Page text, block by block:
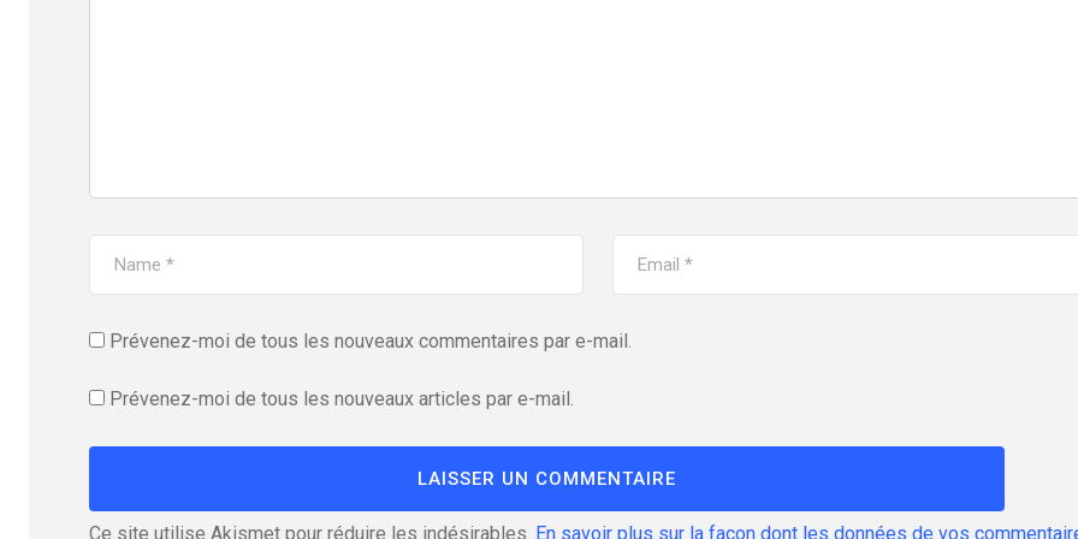
Prévenez-moi de tous les nouveaux commentaires par e-mail.
Prévenez-moi de tous les nouveaux articles par e-mail.
Ce site utilise Akismet pour réduire les indésirables. En savoir plus sur la façon dont les données de vos